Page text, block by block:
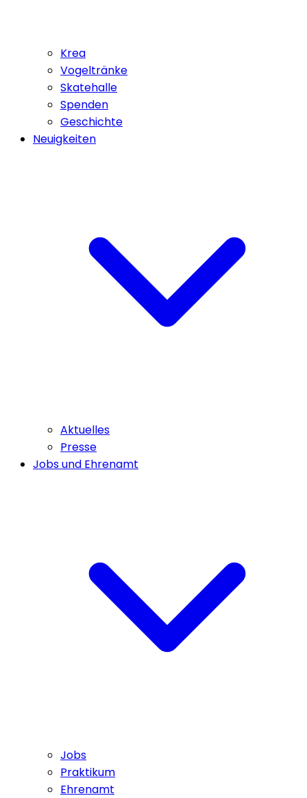
Krea
Vogeltränke
Skatehalle
Spenden
Geschichte
Neuigkeiten
Aktuelles
Presse
Jobs und Ehrenamt
Jobs
Praktikum
Ehrenamt